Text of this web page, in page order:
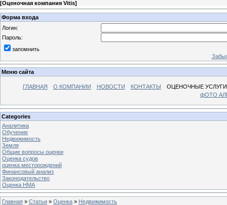
[Оценочная компания Vitis]
Форма входа
Логин:
Пароль:
запомнить
Меню сайта
ГЛАВНАЯ О КОМПАНИИ НОВОСТИ КОНТАКТЫ
ОЦЕНОЧНЫЕ УСЛУГИ
фОТО
Categories
Аналитика
Обучение
Недвижимость
Земля
Общие вопросы оценки
Оценка судов
оценка месторождений
Финансовый анализ
Законодательство
Оценка НМА
Главная » Статьи » Оценка » Недвижимость